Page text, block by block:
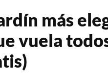
más
vuela